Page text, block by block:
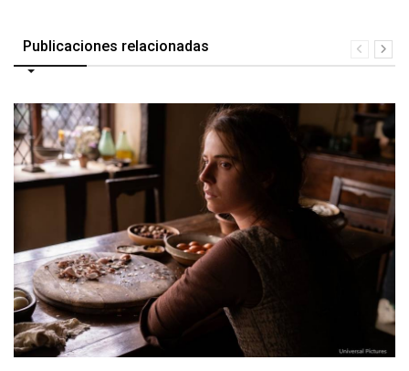
Publicaciones relacionadas